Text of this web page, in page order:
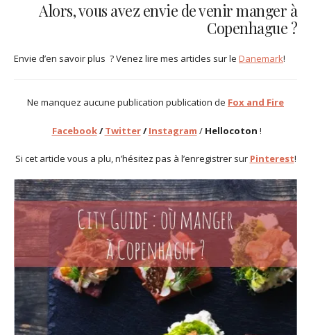
Alors, vous avez envie de venir manger à
Copenhague ?
Envie d’en savoir plus ? Venez lire mes articles sur le Danemark!
Ne manquez aucune publication publication de Fox and Fire
Facebook/Twitter/Instagram / Hellocoton !
Si cet article vous a plu, n’hésitez pas à l’enregistrer sur Pinterest!